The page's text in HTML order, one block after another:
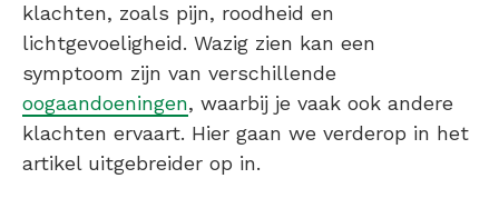
klachten, zoals pijn, roodheid en
lichtgevoeligheid. Wazig zien kan een
symptoom zijn van verschillende
oogaandoeningen, waarbij je vaak ook andere
klachten ervaart. Hier gaan we verderop in het
artikel uitgebreider op in.